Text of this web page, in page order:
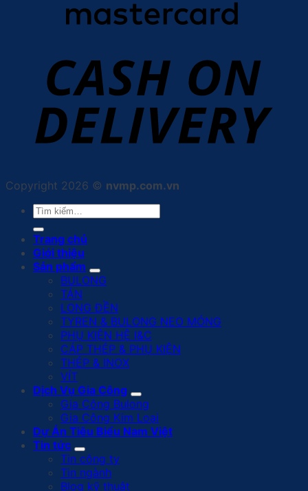
Copyright 2026 © nvmp.com.vn
Tìm
kiếm:
Trang chủ
Giới thiệu
Sản phẩm
BULONG
TÁN
LONG ĐỀN
TYREN & BULONG NEO MÓNG
PHỤ KIỆN HỆ I&C
CÁP THÉP & PHỤ KIỆN
THÉP & INOX
VÍT
Dịch Vụ Gia Công
Gia Công Bulong
Gia Công Kim Loại
Dự Án Tiêu Biểu Nam Việt
Tin tức
Tin công ty
Tin ngành
Blog kỹ thuật